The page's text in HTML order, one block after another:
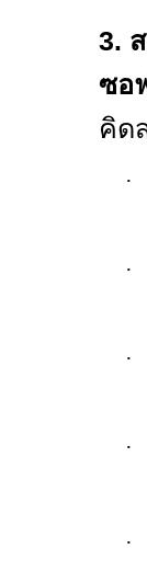
3.
ซอ
คิด
·
·
·
·
·